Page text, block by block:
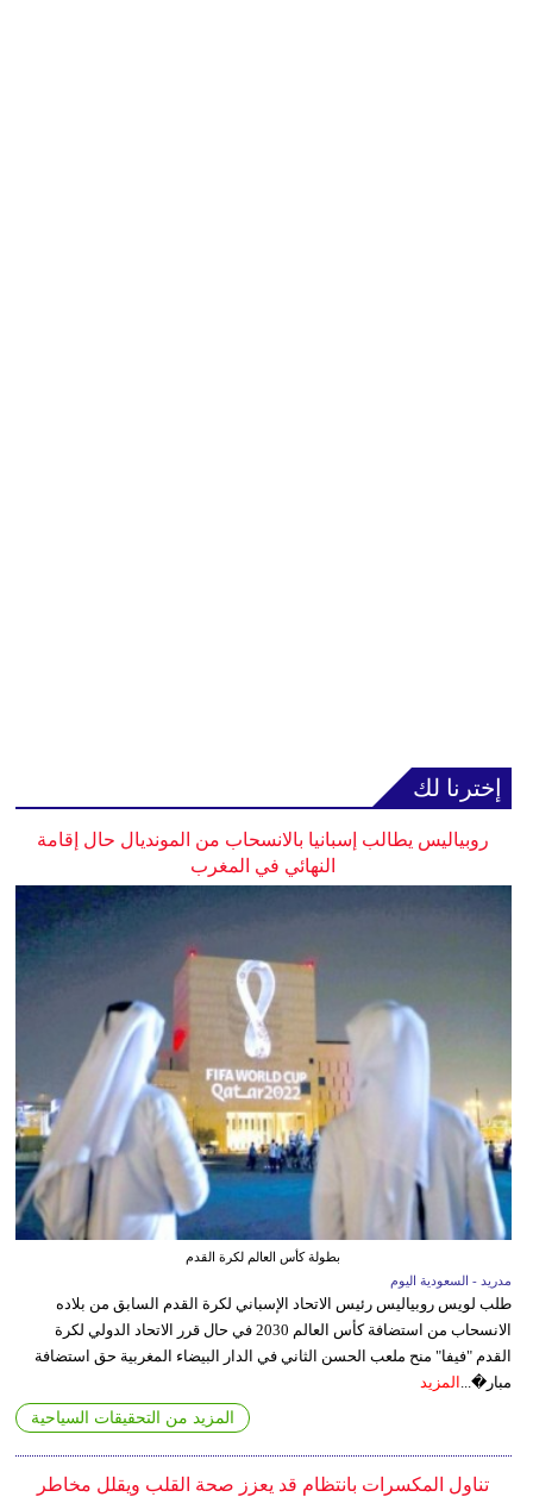
إخترنا لك
روبياليس يطالب إسبانيا بالانسحاب من المونديال حال إقامة
النهائي في المغرب
بطولة كأس العالم لكرة القدم
مدريد - السعودية اليوم
طلب لويس روبياليس رئيس الاتحاد الإسباني لكرة القدم السابق من بلاده
الانسحاب من استضافة كأس العالم 2030 في حال قرر الاتحاد الدولي لكرة
القدم "فيفا" منح ملعب الحسن الثاني في الدار البيضاء المغربية حق استضافة
مبار�... المزيد
المزيد من التحقيقات السياحية
تناول المكسرات بانتظام قد يعزز صحة القلب ويقلل مخاطر